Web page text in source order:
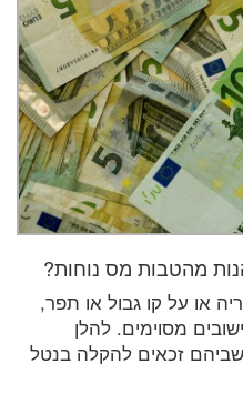
מהטבות מס נוחות?
או על קו גבול או תפר,
מסוימים. להלן
זכאים להקלה בנטל